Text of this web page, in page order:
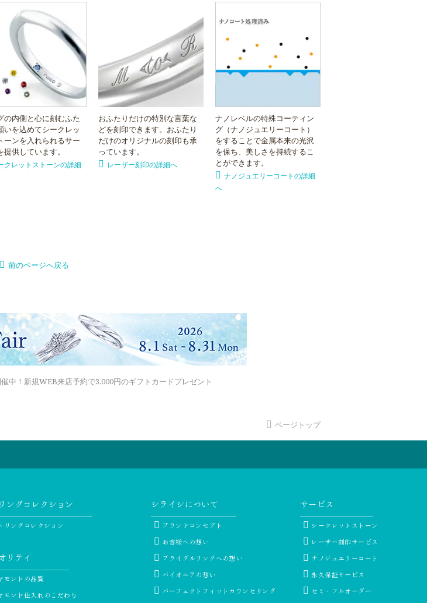
の内側と心に刻むふた
いを込めてシークレッ
ーンを入れられるサー
提供しています。
クレットストーンの詳細
おふたりだけの特別な言葉な
どを刻印できます。おふたり
だけのオリジナルの刻印も承
っています。
レーザー刻印の詳細へ
ナノレベルの特殊コーティン
グ（ナノジュエリーコート）
をすることで金属本来の光沢
を保ち、美しさを持続するこ
とができます。
ナノジュエリーコートの詳細
へ
前のページへ戻る
中！新規WEB来店予約で3,000円のギフトカードプレゼント
ページトップ
ングコレクション
リングコレクション
リティ
モンドの品質
モンド仕入れのこだわり
シライシについて
ブランドコンセプト
お客様への想い
ブライダルリングへの想い
パイオニアの想い
パーフェクトフィットカウンセリング
サービス
シークレットストーン
レーザー刻印サービス
ナノジュエリーコート
永久保証サービス
セミ・フルオーダー